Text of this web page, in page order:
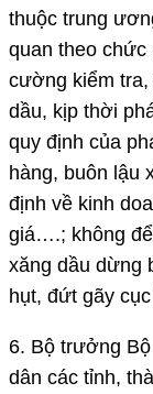
thuộc trung
quan theo chức
cường kiểm tra,
dầu, kịp thời
quy định của
hàng, buôn lậu
định về kinh
giá….; không
xăng dầu dừng
hụt, đứt gãy
6. Bộ trưởng
dân các tỉnh,